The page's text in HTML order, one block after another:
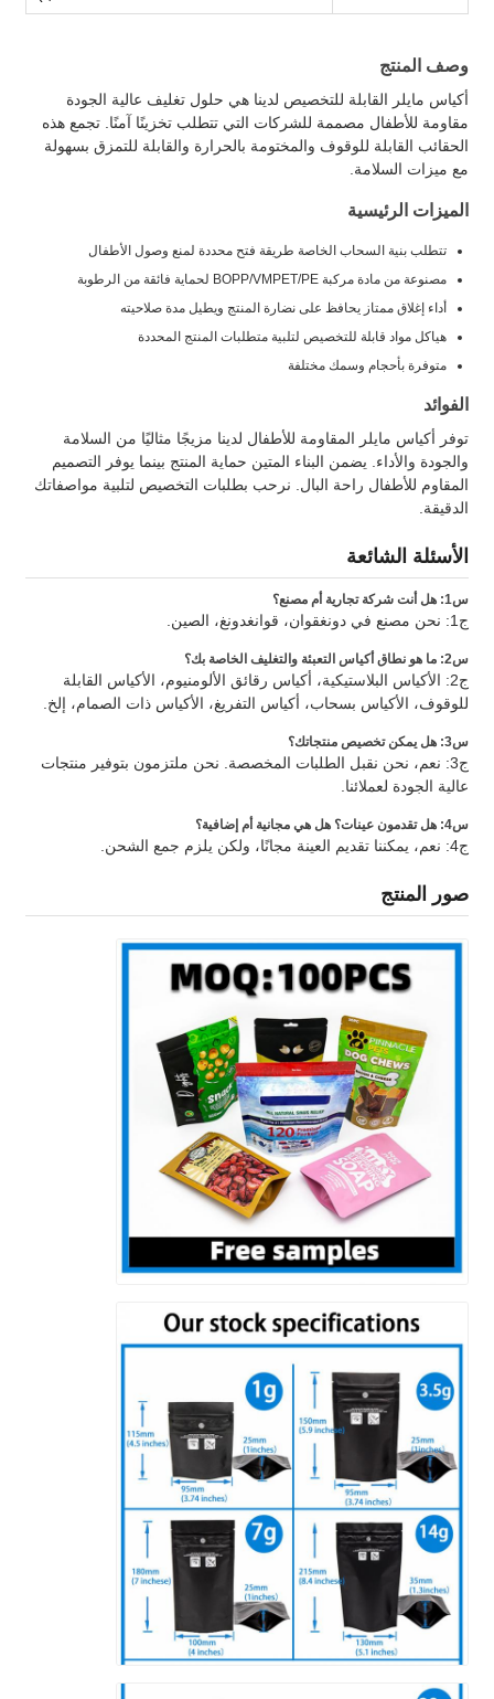
وصف المنتج
أكياس مايلر القابلة للتخصيص لدينا هي حلول تغليف عالية الجودة
مقاومة للأطفال مصممة للشركات التي تتطلب تخزينًا آمنًا. تجمع هذه
الحقائب القابلة للوقوف والمختومة بالحرارة والقابلة للتمزق بسهولة
مع ميزات السلامة.
الميزات الرئيسية
تتطلب بنية السحاب الخاصة طريقة فتح محددة لمنع وصول الأطفال
مصنوعة من مادة مركبة BOPP/VMPET/PE لحماية فائقة من الرطوبة
أداء إغلاق ممتاز يحافظ على نضارة المنتج ويطيل مدة صلاحيته
هياكل مواد قابلة للتخصيص لتلبية متطلبات المنتج المحددة
متوفرة بأحجام وسمك مختلفة
الفوائد
توفر أكياس مايلر المقاومة للأطفال لدينا مزيجًا مثاليًا من السلامة
والجودة والأداء. يضمن البناء المتين حماية المنتج بينما يوفر التصميم
المقاوم للأطفال راحة البال. نرحب بطلبات التخصيص لتلبية مواصفاتك
الدقيقة.
الأسئلة الشائعة
س1: هل أنت شركة تجارية أم مصنع؟
ج1: نحن مصنع في دونغقوان، قوانغدونغ، الصين.
س2: ما هو نطاق أكياس التعبئة والتغليف الخاصة بك؟
ج2: الأكياس البلاستيكية، أكياس رقائق الألومنيوم، الأكياس القابلة
للوقوف، الأكياس بسحاب، أكياس التفريغ، الأكياس ذات الصمام، إلخ.
س3: هل يمكن تخصيص منتجاتك؟
ج3: نعم، نحن نقبل الطلبات المخصصة. نحن ملتزمون بتوفير منتجات
عالية الجودة لعملائنا.
س4: هل تقدمون عينات؟ هل هي مجانية أم إضافية؟
ج4: نعم، يمكننا تقديم العينة مجانًا، ولكن يلزم جمع الشحن.
صور المنتج